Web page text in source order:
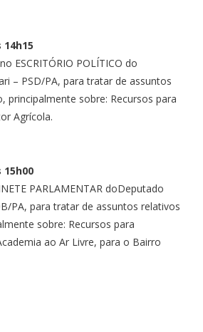
ESCRITÓRIO POLÍTICO do
– PSD/PA, para tratar de assuntos
principalmente sobre: Recursos para
Agrícola.
15h00
PARLAMENTAR doDeputado
PA, para tratar de assuntos relativos
sobre: Recursos para
ao Ar Livre, para o Bairro